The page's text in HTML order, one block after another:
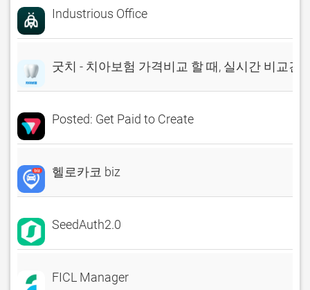
Industrious Office
굿치 - 치아보험 가격비교 할 때, 실시간 비교견
Posted: Get Paid to Create
헬로카코 biz
SeedAuth2.0
FICL Manager